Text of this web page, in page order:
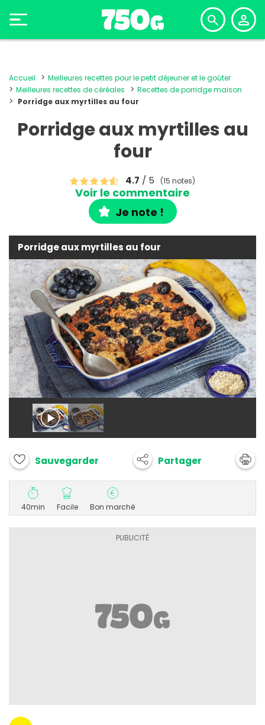
Accueil
Meilleures recettes pour le petit déjeuner et le goûter
Meilleures recettes de céréales
Recettes de porridge maison
Porridge aux myrtilles au four
Porridge aux myrtilles au
four
4.7 / 5 (15 notes)
Voir le commentaire
Je note !
Porridge aux myrtilles au four
Sauvegarder Partager
40min Facile Bon marché